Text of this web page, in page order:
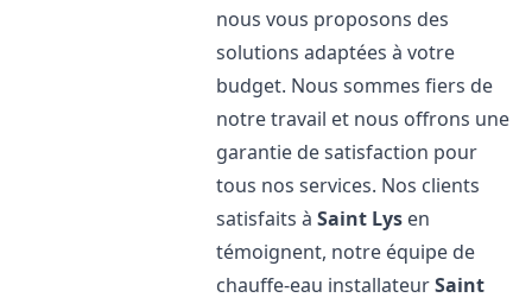
nous vous proposons des
solutions adaptées à votre
budget. Nous sommes fiers de
notre travail et nous offrons une
garantie de satisfaction pour
tous nos services. Nos clients
satisfaits àSaint Lys en
témoignent, notre équipe de
chauffe-eau installateurSaint